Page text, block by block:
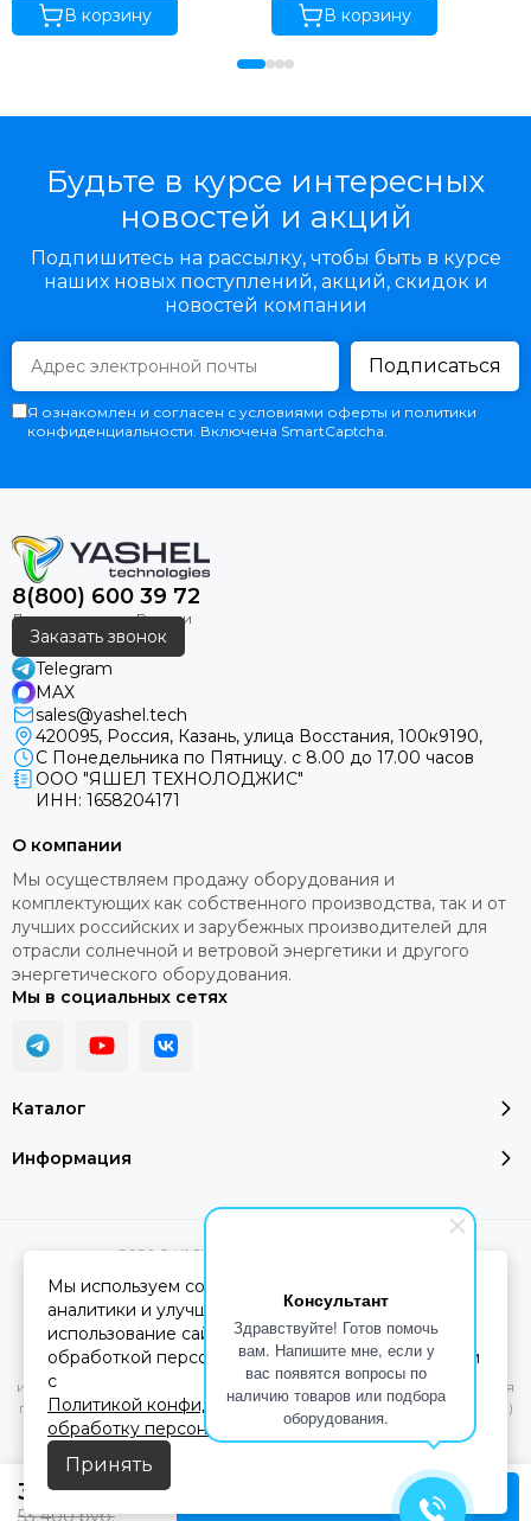
Консультант
Здравствуйте! Готов помочь
вам. Напишите мне, если у
вас появятся вопросы по
наличию товаров или подбора
оборудования.
35 600руб.
53 400руб.
В корзину
В корзину В корзину
Будьте в курсе интересных
новостей и акций
Подпишитесь на рассылку, чтобы быть в курсе
наших новых поступлений, акций, скидок и
новостей компании
Подписаться
Я ознакомлен и согласен с условиями оферты и политики
конфиденциальности. Включена SmartCaptcha.
8(800) 600 39 72
Заказать звонок
Telegram
MAX
sales@yashel.tech
420095, Россия, Казань, улица Восстания, 100к9190,
С Понедельника по Пятницу. с 8.00 до 17.00 часов
ООО "ЯШЕЛ ТЕХНОЛОДЖИС"
ИНН: 1658204171
Каталог
Информация
О компании
Мы осуществляем продажу оборудования и
комплектующих как собственного производства, так и от
лучших российских и зарубежных производителей для
отрасли солнечной и ветровой энергетики и другого
энергетического оборудования.
Мы в социальных сетях
2026 © YASHEL Technologies.
Вся представленная на сайте информация, касающаяся
характеристик, стоимости товаров и услуг, носит
информационный характер и ни при каких условиях не является
публичной офертой, определяемой положениями Статьи 437(2)
Гражданского кодекса РФ.
Мы используем cookie-файлы для работы сайта,
аналитики и улучшения сервиса. Продолжая
использование сайта, вы соглашаетесь с
обработкой персональных данных в соответствии
с
Политикой конфиденциальностии Согласием на
обработку персональных данных
Принять